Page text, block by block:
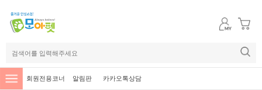
회원전용코너 알림판 카카오톡상담